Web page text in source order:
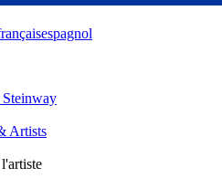
espagnol
Artists